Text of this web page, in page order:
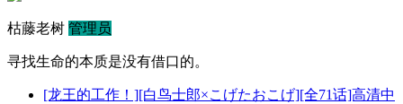
枯藤老树 管理员
寻找生命的本质是没有借口的。
[龙王的工作！][白鸟士郎×こげたおこげ][全71话]高清中